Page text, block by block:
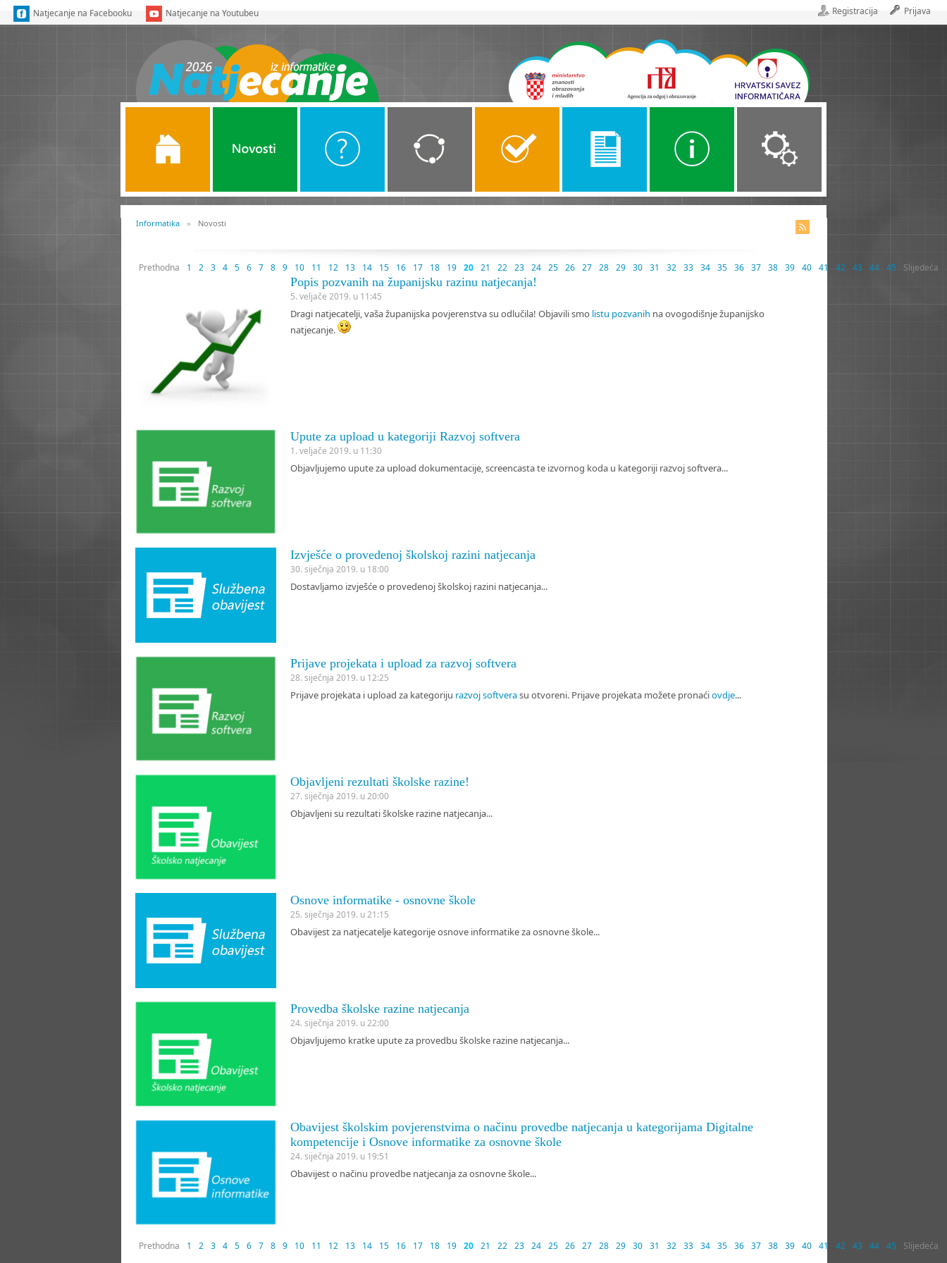
Natjecanje na Facebooku Natjecanje na Youtubeu Prijava
Registracija
Naslovnica
Naslovnica
Naslovnica Novosti O Natjecanju Kategorije
ALGORITMI SREDNJE Propozicije Alati Organizacija
Informatika » Novosti
Prethodna 1 2 3 4 5 6 7 8 9 10 11 12 13 14 15 16 17 18 19 20 21 22 23 24 25 26 27 28 29 30 31 32 33 34 35 36 37 38 39 40 41 42 43 44 45 Slijedeća
Popis pozvanih na županijsku razinu natjecanja!
5. veljače 2019. u 11:45
Dragi natjecatelji, vaša županijska povjerenstva su odlučila! Objavili smo listu pozvanih na ovogodišnje županijsko
natjecanje.
Upute za upload u kategoriji Razvoj softvera
1. veljače 2019. u 11:30
Objavljujemo upute za upload dokumentacije, screencasta te izvornog koda u kategoriji razvoj softvera...
Izvješće o provedenoj školskoj razini natjecanja
30. siječnja 2019. u 18:00
Dostavljamo izvješće o provedenoj školskoj razini natjecanja...
Prijave projekata i upload za razvoj softvera
28. siječnja 2019. u 12:25
Prijave projekata i upload za kategoriju razvoj softverasu otvoreni. Prijave projekata možete pronaćiovdje...
Objavljeni rezultati školske razine!
27. siječnja 2019. u 20:00
Objavljeni su rezultati školske razine natjecanja...
Osnove informatike - osnovne škole
25. siječnja 2019. u 21:15
Obavijest za natjecatelje kategorije osnove informatike za osnovne škole...
Provedba školske razine natjecanja
24. siječnja 2019. u 22:00
Objavljujemo kratke upute za provedbu školske razine natjecanja...
Obavijest školskim povjerenstvima o načinu provedbe natjecanja u kategorijama Digitalne
kompetencije i Osnove informatike za osnovne škole
24. siječnja 2019. u 19:51
Obavijest o načinu provedbe natjecanja za osnovne škole...
Prethodna 1 2 3 4 5 6 7 8 9 10 11 12 13 14 15 16 17 18 19 20 21 22 23 24 25 26 27 28 29 30 31 32 33 34 35 36 37 38 39 40 41 42 43 44 45 Slijedeća